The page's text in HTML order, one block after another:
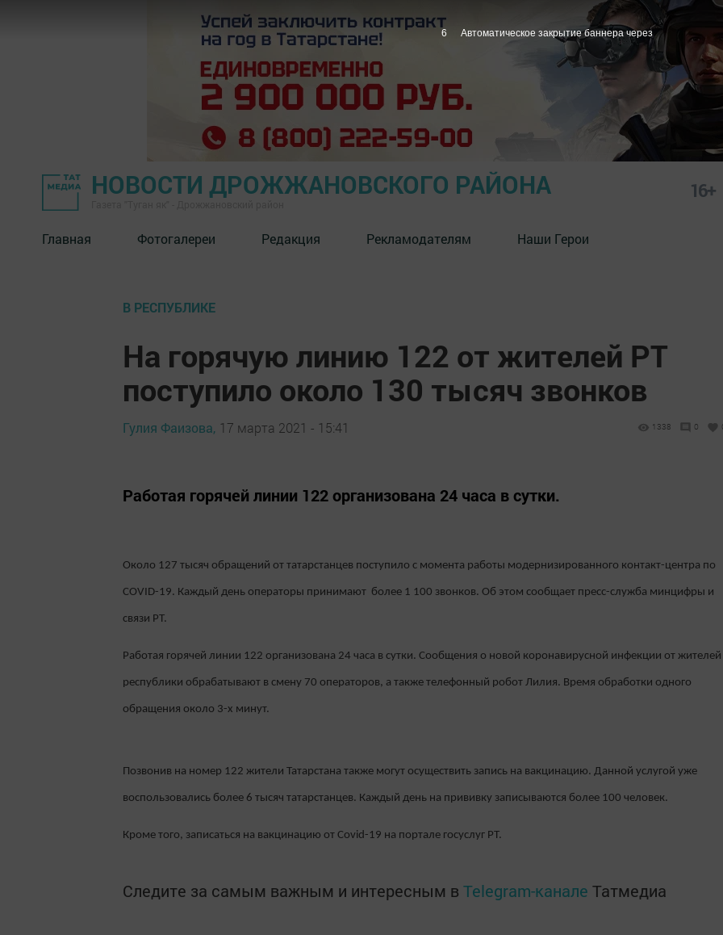
НОВОСТИ ДРОЖЖАНОВСКОГО РАЙОНА 16+
Главная Фотогалереи Редакция Рекламодателям Наши Герои
В РЕСПУБЛИКЕ
На горячую линию 122 от жителей РТ
поступило около 130 тысяч звонков
Гулия Фаизова, 17 марта 2021 - 15:41 1338 0
Работая горячей линии 122 организована 24 часа в сутки.
Около 127 тысяч обращений от татарстанцев поступило с момента работы модернизированного контакт-центра по
COVID-19. Каждый день операторы принимают более 1 100 звонков. Об этом сообщает пресс-служба минцифры и
связи РТ.
Работая горячей линии 122 организована 24 часа в сутки. Сообщения о новой коронавирусной инфекции от жителей
республики обрабатывают в смену 70 операторов, а также телефонный робот Лилия. Время обработки одного
обращения около 3-х минут.
Позвонив на номер 122 жители Татарстана также могут осуществить запись на вакцинацию. Данной услугой уже
воспользовались более 6 тысяч татарстанцев. Каждый день на прививку записываются более 100 человек.
Кроме того, записаться на вакцинацию от Covid-19 на портале госуслуг РТ.
Следите за самым важным и интересным в Telegram-канале Татмедиа
5 Автоматическое закрытие баннера через